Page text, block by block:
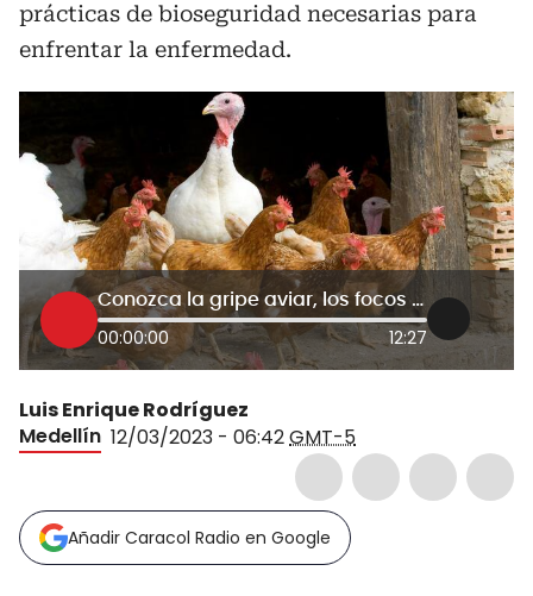
prácticas de bioseguridad necesarias para
enfrentar la enfermedad.
Conozca la gripe aviar, los focos en Colombia y el impacto en el mundo
00:00:00 12:27
Luis Enrique Rodríguez
Medellín 12/03/2023 - 06:42GMT-5
Añadir Caracol Radio en Google